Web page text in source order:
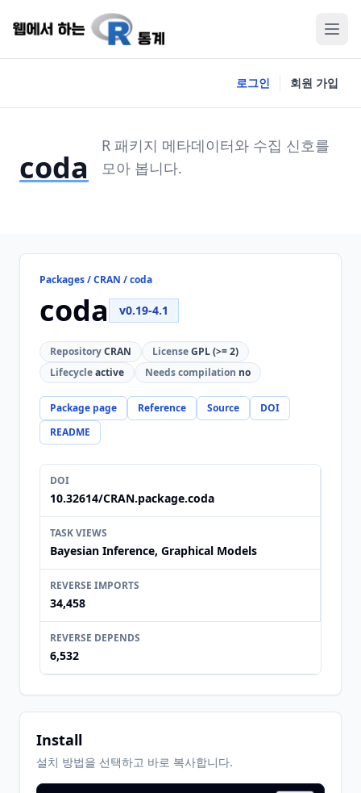
로그인 회원 가입
coda
R 패키지 메타데이터와 수집 신호를
모아 봅니다.
Packages / CRAN / coda
coda v0.19-4.1
RepositoryCRAN LicenseGPL (>= 2)
Lifecycleactive Needs compilation no
Package page Reference Source
DOI
README
DOI
10.32614/CRAN.package.coda
TASK VIEWS
Bayesian Inference, Graphical Models
REVERSE IMPORTS
34,458
REVERSE DEPENDS
6,532
Install
설치 방법을 선택하고 바로 복사합니다.